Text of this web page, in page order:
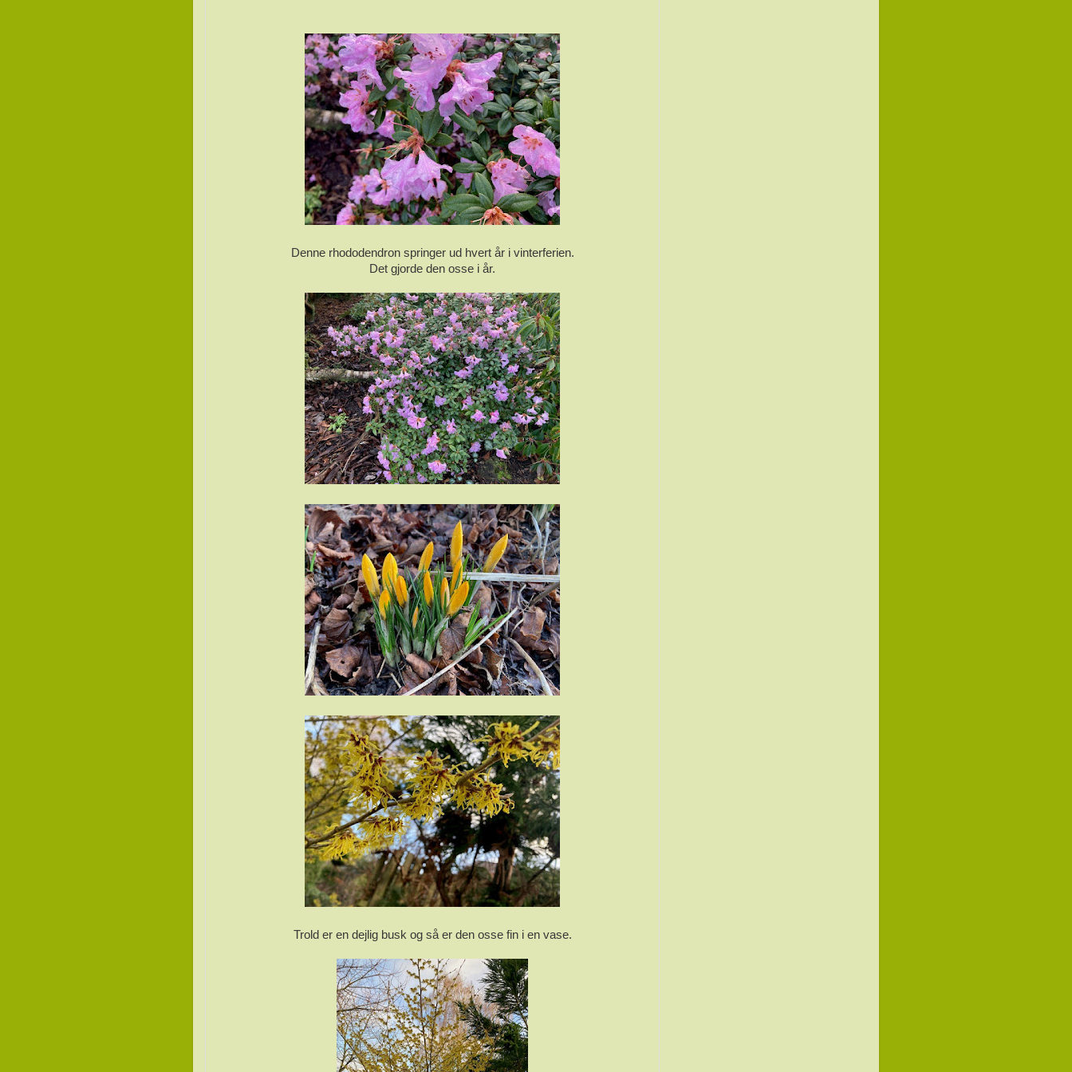
Denne rhododendron springer ud hvert år i vinterferien.
Det gjorde den osse i år.
Trold er en dejlig busk og så er den osse fin i en vase.